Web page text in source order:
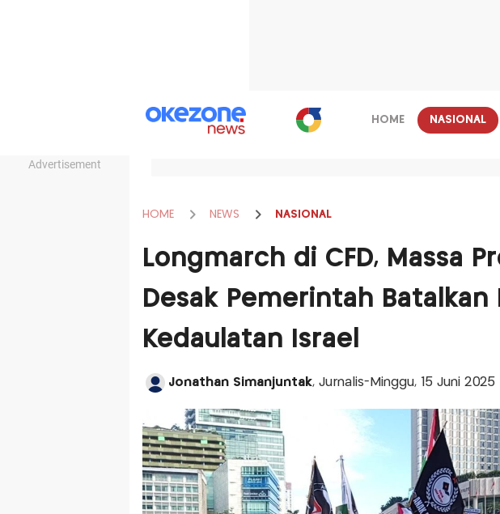
Advertisement
HOME NASIONAL
HOME NEWS NASIONAL
Longmarch di CFD, Massa
Desak Pemerintah Batalkan
Kedaulatan Israel
Jonathan Simanjuntak, Jurnalis-Minggu, 15 Juni 2025